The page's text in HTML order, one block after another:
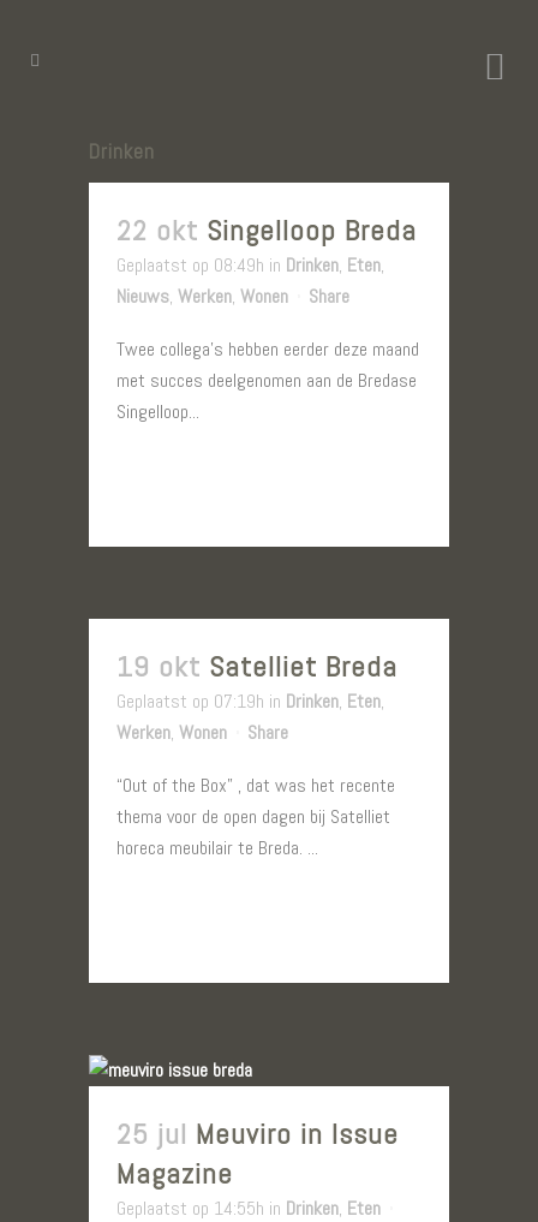
Drinken
22 okt Singelloop Breda
Geplaatst op 08:49h in Drinken, Eten,
Nieuws, Werken, Wonen Share
Twee collega’s hebben eerder deze maand
met succes deelgenomen aan de Bredase
Singelloop...
19 okt Satelliet Breda
Geplaatst op 07:19h in Drinken, Eten,
Werken, Wonen Share
“Out of the Box” , dat was het recente
thema voor de open dagen bij Satelliet
horeca meubilair te Breda. ...
25 jul Meuviro in Issue
Magazine
Geplaatst op 14:55h in Drinken, Eten